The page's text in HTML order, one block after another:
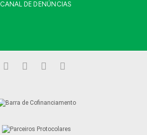
CANAL DE DENÚNCIAS